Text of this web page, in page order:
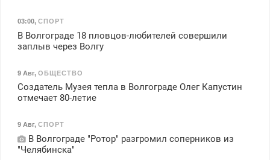
03:00, СПОРТ
В Волгограде 18 пловцов-любителей совершили
заплыв через Волгу
9 Авг, ОБЩЕСТВО
Создатель Музея тепла в Волгограде Олег Капустин
отмечает 80-летие
9 Авг, СПОРТ
В Волгограде "Ротор" разгромил соперников из
"Челябинска"